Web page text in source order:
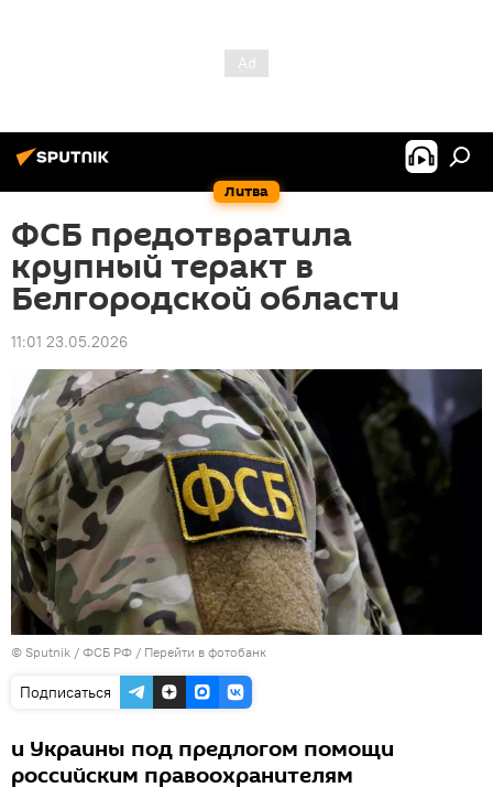
Литва
ФСБ предотвратила
крупный теракт в
Белгородской области
11:01 23.05.2026
© Sputnik / ФСБ РФ / Перейти в фотобанк
Подписаться
и Украины под предлогом помощи
российским правоохранителям